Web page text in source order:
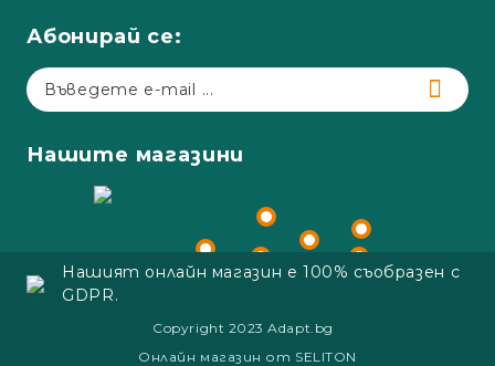
Абонирай се:
Нашите магазини
Нашият онлайн магазин е 100% съобразен с
GDPR.
Copyright 2023 Adapt.bg
Онлайн магазин от SELITON